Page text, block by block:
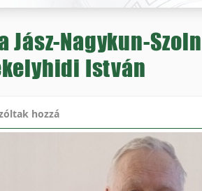
Jász-Nagykun-
István
hozzá